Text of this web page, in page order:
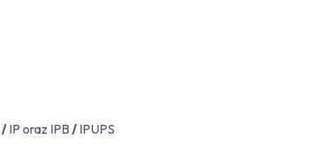
/ IP oraz IPB / IPUPS